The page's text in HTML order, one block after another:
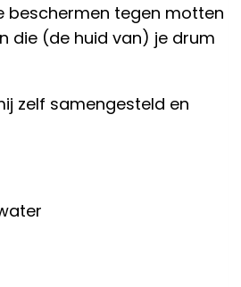
beschermen tegen motten
die (de huid van) je drum
zelf samengesteld en